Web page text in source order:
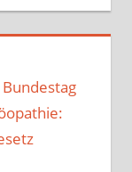
Bundestag